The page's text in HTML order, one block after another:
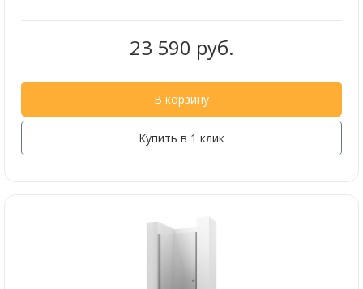
23 590 руб.
В корзину
Купить в 1 клик